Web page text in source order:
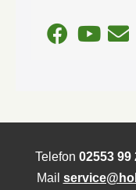
Telefon 02553 99
Mail